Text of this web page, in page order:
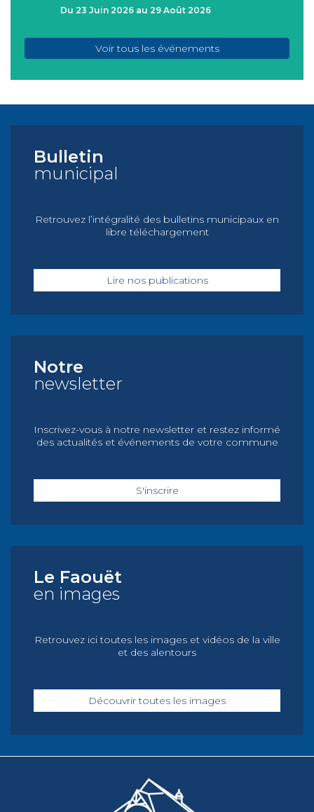
Du 23 Juin 2026 au 29 Août 2026
Voir tous les événements
Bulletin
municipal
Retrouvez l’intégralité des bulletins municipaux en
libre téléchargement
Lire nos publications
Notre
newsletter
Inscrivez-vous à notre newsletter et restez informé
des actualités et événements de votre commune
S'inscrire
Le Faouët
en images
Retrouvez ici toutes les images et vidéos de la ville
et des alentours
Découvrir toutes les images